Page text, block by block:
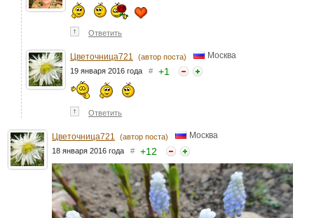
↑ Ответить
Цветочница721 (автор поста) Москва
19 января 2016 года # +1
↑ Ответить
Цветочница721 (автор поста) Москва
18 января 2016 года # +12